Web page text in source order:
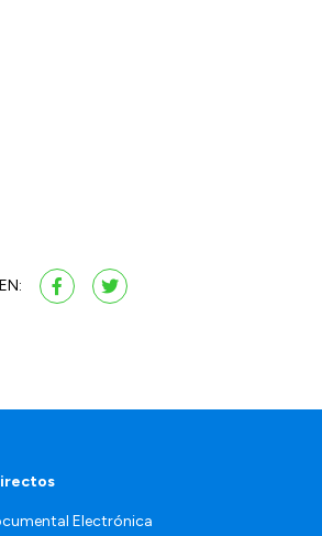
Electrónica